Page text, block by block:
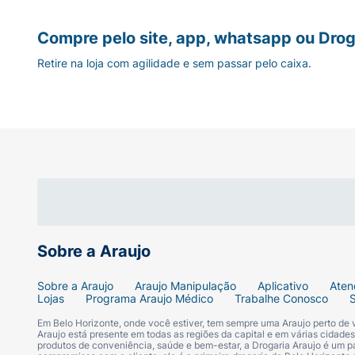
de discinesia tardia (movimentos
considerar o ajuste da dose ou a
sistêmicos) tem sido relatada com a
cutânea [por exemplo, rash cutâneo ou
descontinuar o tratamento com
(sincronização anormal da atividade
convulsão, direta ou indiretamente;
relacionadas; alterações na contagem de
medula óssea causada por doença
sintomas de insuficiência hepática ou
medicamentos que são tóxicos ao fígado.
ZYPREXA, recomenda-se o
observadas alterações indesejáveis dos
Sobre a Araujo
Sobre a Araujo Araujo Manipulação Aplicativo
Lojas
Programa Araujo Médico Trabalhe Conosco
Em Belo Horizonte, onde você estiver, tem sempre uma Araujo perto
Araujo está presente em todas as regiões da capital e em várias
produtos de conveniência, saúde e bem-estar, a Drogaria Araujo é um
Compre pelo site, app, whatsapp ou
Retire na loja com agilidade e sem passar pelo caixa.